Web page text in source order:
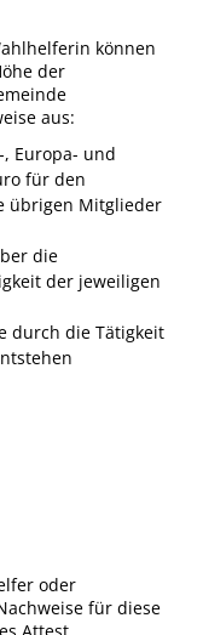
Klima
können
der
aus:
Europa- und
für den
übrigen Mitglieder
die
der jeweiligen
durch die Tätigkeit
oder
für diese